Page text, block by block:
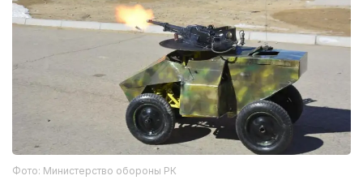
Фото: Министерство обороны РК